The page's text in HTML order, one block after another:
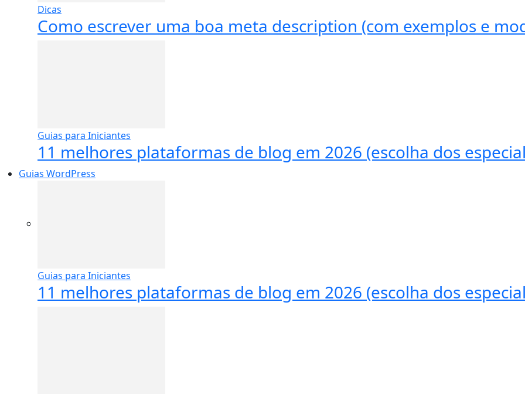
Dicas
Como escrever uma boa meta description (com exemplos e
Guias para Iniciantes
11 melhores plataformas de blog em 2026 (escolha dos
Guias WordPress
Guias para Iniciantes
11 melhores plataformas de blog em 2026 (escolha dos